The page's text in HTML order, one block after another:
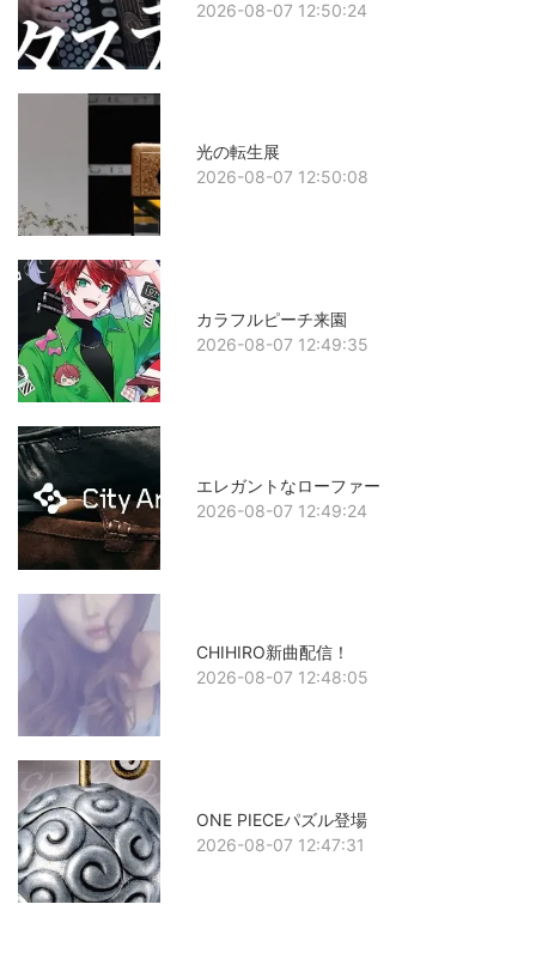
2026-08-07 12:50:24
光の転生展
2026-08-07 12:50:08
カラフルピーチ来園
2026-08-07 12:49:35
エレガントなローファー
2026-08-07 12:49:24
CHIHIRO新曲配信！
2026-08-07 12:48:05
ONE PIECEパズル登場
2026-08-07 12:47:31